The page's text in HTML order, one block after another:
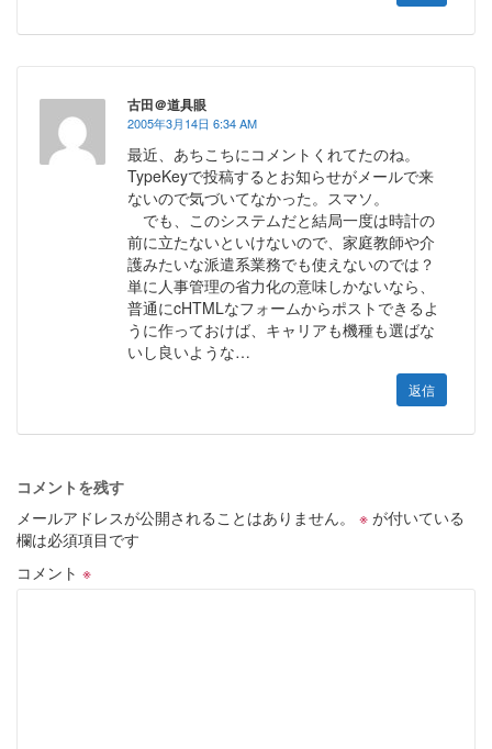
古田＠道具眼
2005年3月14日 6:34 AM
最近、あちこちにコメントくれてたのね。
TypeKeyで投稿するとお知らせがメールで来
ないので気づいてなかった。スマソ。
でも、このシステムだと結局一度は時計の
前に立たないといけないので、家庭教師や介
護みたいな派遣系業務でも使えないのでは？
単に人事管理の省力化の意味しかないなら、
普通にcHTMLなフォームからポストできるよ
うに作っておけば、キャリアも機種も選ばな
いし良いような…
返信
コメントを残す
メールアドレスが公開されることはありません。
※ が付いている
欄は必須項目です
コメント ※